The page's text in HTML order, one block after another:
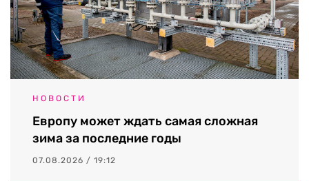
НОВОСТИ
Европу может ждать самая сложная
зима за последние годы
07.08.2026 / 19:12